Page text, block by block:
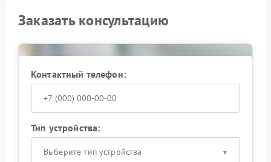
Заказать консультацию
Контактный телефон:
Тип устройства:
Выберите тип устройства